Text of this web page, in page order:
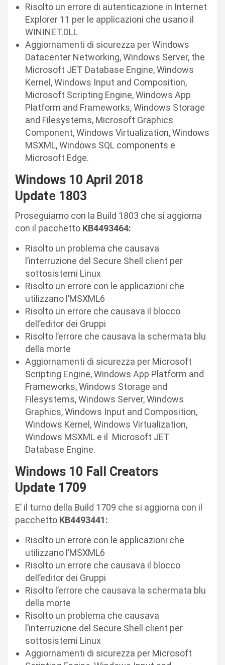
Risolto un errore di autenticazione in Internet
Explorer 11 per le applicazioni che usano il
WININET.DLL
Aggiornamenti di sicurezza per Windows
Datacenter Networking, Windows Server, the
Microsoft JET Database Engine, Windows
Kernel, Windows Input and Composition,
Microsoft Scripting Engine, Windows App
Platform and Frameworks, Windows Storage
and Filesystems, Microsoft Graphics
Component, Windows Virtualization, Windows
MSXML, Windows SQL components e
Microsoft Edge.
Windows 10 April 2018
Update 1803
Proseguiamo con la Build 1803 che si aggiorna
con il pacchetto KB4493464:
Risolto un problema che causava
l’interruzione del Secure Shell client per
sottosistemi Linux
Risolto un errore con le applicazioni che
utilizzano l’MSXML6
Risolto un errore che causava il blocco
dell’editor dei Gruppi
Risolto l’errore che causava la schermata blu
della morte
Aggiornamenti di sicurezza per Microsoft
Scripting Engine, Windows App Platform and
Frameworks, Windows Storage and
Filesystems, Windows Server, Windows
Graphics, Windows Input and Composition,
Windows Kernel, Windows Virtualization,
Windows MSXML e il Microsoft JET
Database Engine.
Windows 10 Fall Creators
Update 1709
E’ il turno della Build 1709 che si aggiorna con il
pacchetto KB4493441:
Risolto un errore con le applicazioni che
utilizzano l’MSXML6
Risolto un errore che causava il blocco
dell’editor dei Gruppi
Risolto l’errore che causava la schermata blu
della morte
Risolto un problema che causava
l’interruzione del Secure Shell client per
sottosistemi Linux
Aggiornamenti di sicurezza per Microsoft